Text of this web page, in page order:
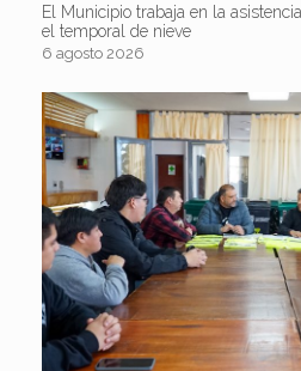
El Municipio trabaja en la
el temporal de nieve
6 agosto 2026